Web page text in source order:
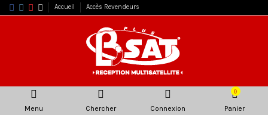
Accueil Accès Revendeurs
Menu Chercher Connexion
0
Panier